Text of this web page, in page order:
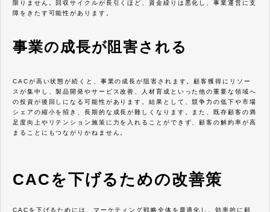
限りません。回収サイクルが長引くほど、資金繰りは悪化し、事業運営に支
障をきたす可能性があります。
事業の成長が阻害される
CACが高い状態が続くと、事業の成長が阻害されます。顧客獲得にリソー
スが集中し、製品開発やサービス改善、人材育成といった他の重要な領域へ
の投資が後回しになる可能性があります。結果として、競争力の低下や市場
シェアの縮小を招き、長期的な成長が難しくなります。また、既存顧客の満
足度向上やリテンション施策に力を入れることができず、顧客の解約率が高
まることにもつながりかねません。
CACを下げるための改善策
CACを下げるためには、マーケティング戦略全体を最適化し、効率的に顧